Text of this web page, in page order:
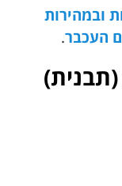
ובמהירות
העכבר.